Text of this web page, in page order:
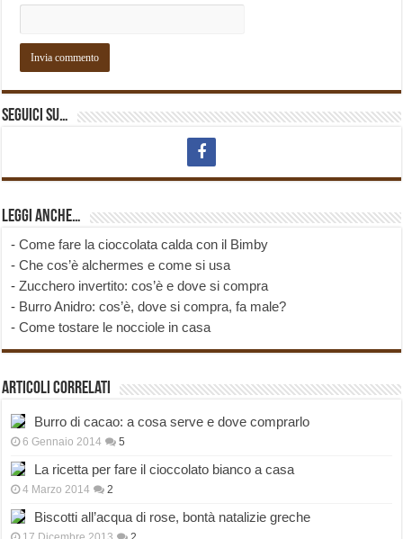
Seguici su…
Leggi anche…
-Come fare la cioccolata calda con il Bimby
-Che cos’è alchermes e come si usa
-Zucchero invertito: cos’è e dove si compra
- Burro Anidro: cos’è, dove si compra, fa male?
-Come tostare le nocciole in casa
Articoli correlati
Burro di cacao: a cosa serve e dove comprarlo
6 Gennaio 2014 5
La ricetta per fare il cioccolato bianco a casa
4 Marzo 2014 2
Biscotti all’acqua di rose, bontà natalizie greche